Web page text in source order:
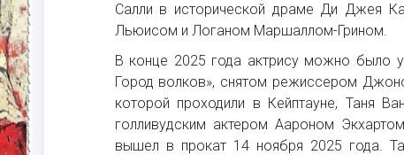
Салли в исторической драме Ди Джея
Льюисом и Логаном Маршаллом-Грином.
В конце 2025 года актрису можно было
Город волков», снятом режиссером
которой проходили в Кейптауне, Таня
голливудским актером Аароном
вышел в прокат 14 ноября 2025 года.